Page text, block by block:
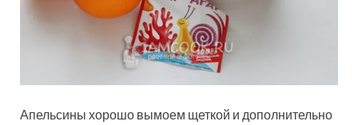
Апельсины хорошо вымоем щеткой и дополнительно